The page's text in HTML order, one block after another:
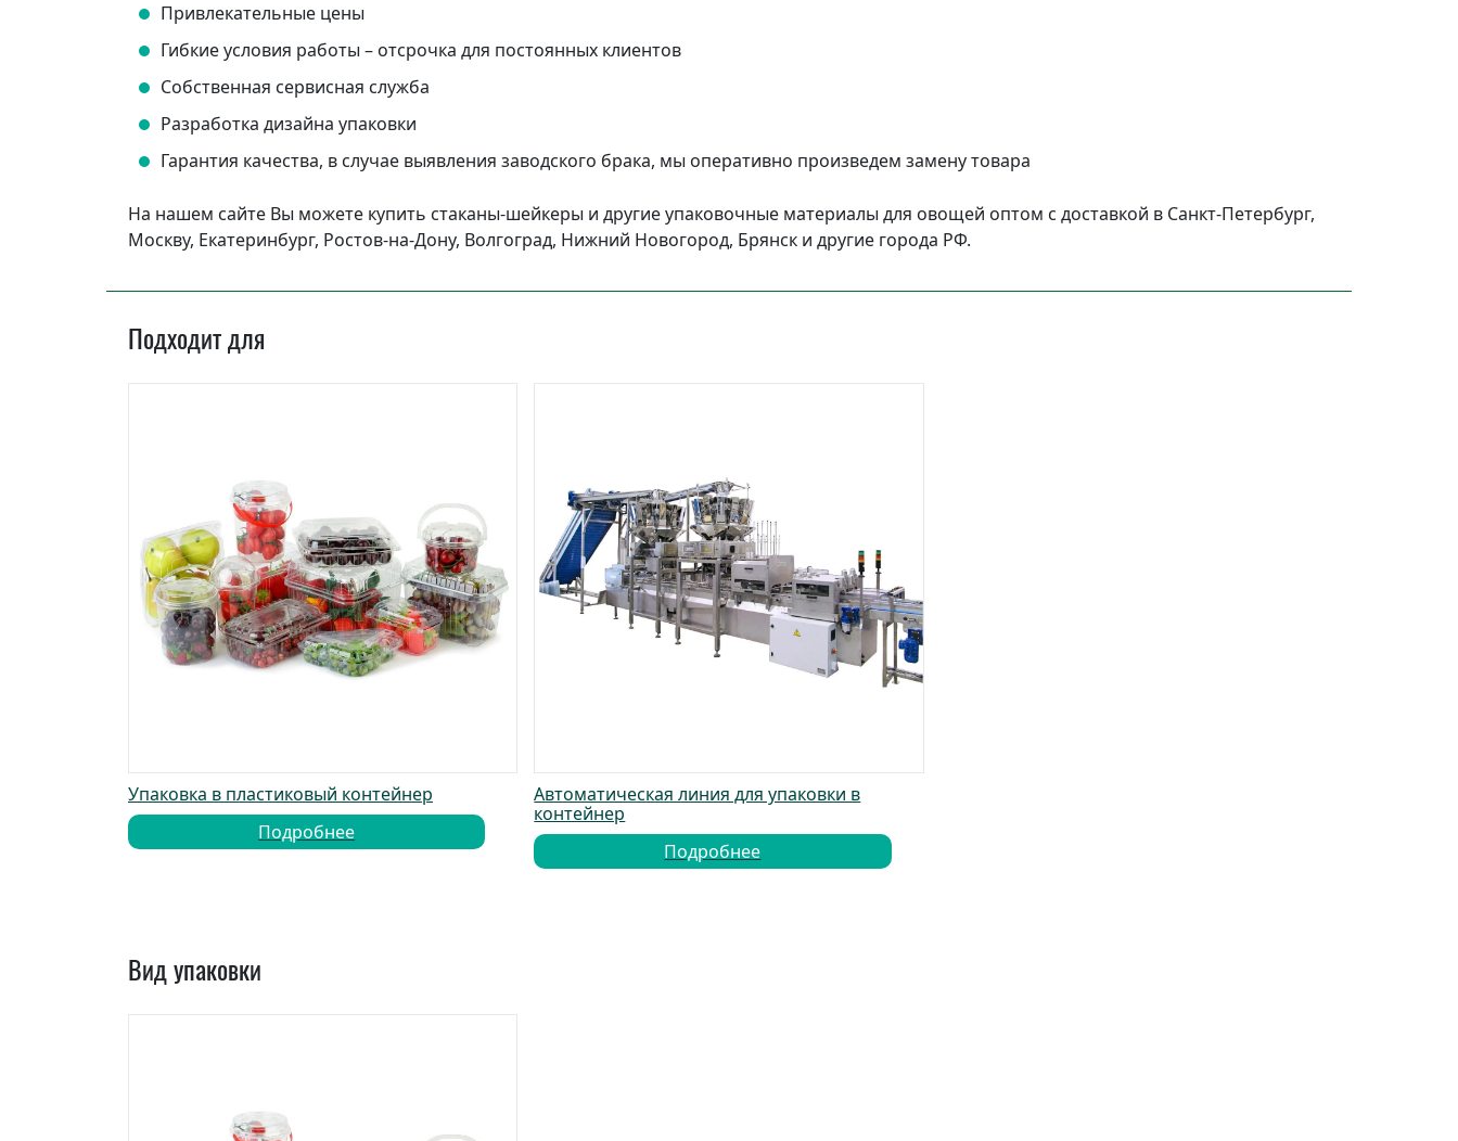
Привлекательные цены
Гибкие условия работы – отсрочка для постоянных клиентов
Собственная сервисная служба
Разработка дизайна упаковки
Гарантия качества, в случае выявления заводского брака, мы оперативно произведем замену товара
На нашем сайте Вы можете купить стаканы-шейкеры и другие упаковочные материалы для овощей оптом с доставкой в Санкт-Петербург,
Москву, Екатеринбург, Ростов-на-Дону, Волгоград, Нижний Новогород, Брянск и другие города РФ.
Подходит для
Упаковка в пластиковый контейнер
Подробнее
Автоматическая линия для упаковки в
контейнер
Подробнее
Вид упаковки